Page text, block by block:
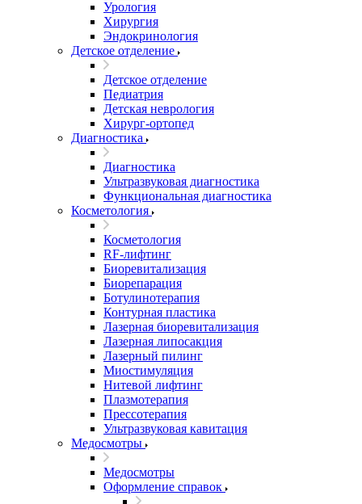
Урология
Хирургия
Эндокринология
Детское отделение
Детское отделение
Педиатрия
Детская неврология
Хирург-ортопед
Диагностика
Диагностика
Ультразвуковая диагностика
Функциональная диагностика
Косметология
Косметология
RF-лифтинг
Биоревитализация
Биорепарация
Ботулинотерапия
Контурная пластика
Лазерная биоревитализация
Лазерная липосакция
Лазерный пилинг
Миостимуляция
Нитевой лифтинг
Плазмотерапия
Прессотерапия
Ультразвуковая кавитация
Медосмотры
Медосмотры
Оформление справок